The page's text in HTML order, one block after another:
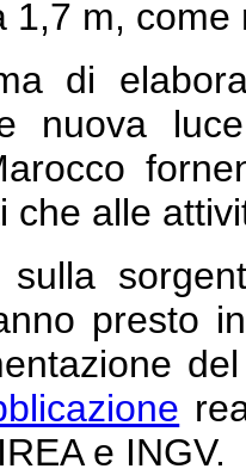
1,7 m,
di
nuova
che alle
sulla
presto
e INGV.